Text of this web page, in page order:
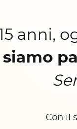
anni,
siamo
Con il